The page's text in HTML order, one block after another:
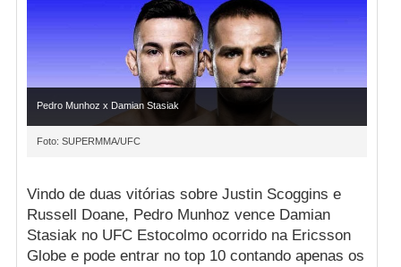
Pedro Munhoz x Damian Stasiak
Foto: SUPERMMA/UFC
Vindo de duas vitórias sobre Justin Scoggins e
Russell Doane, Pedro Munhoz vence Damian
Stasiak no UFC Estocolmo ocorrido na Ericsson
Globe e pode entrar no top 10 contando apenas os